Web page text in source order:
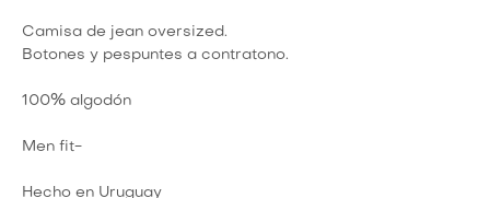
Camisa de jean oversized.
Botones y pespuntes a contratono.
100% algodón
Men fit-
Hecho en Uruguay